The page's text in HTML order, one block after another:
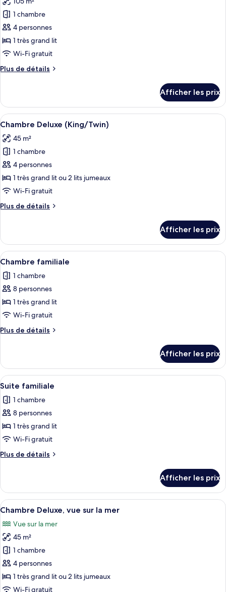
les
photos
pour
ce
type
chambre :
chambre
1 chambre
4 personnes
1 très grand lit
Wi-Fi gratuit
Plus de détails
Plus
Appartement,
chambre
Afficher les prix
Afficher
toutes
les
photos
pour
ce
type
chambre :
(King/Twin)
Une chambre d’hôtel spacieuse,
7
Chambre Deluxe (King/Twin)
45 m²
1 chambre
4 personnes
1 très grand lit ou 2 lits jumeaux
Wi-Fi gratuit
Plus de détails
Plus
Chambre
Deluxe
(King/Twin)
Afficher les prix
Afficher
toutes
les
photos
pour
ce
type
de
Chambre
familiale
Une chambre d’hôtel spacieuse,
7
Chambre familiale
1 chambre
8 personnes
1 très grand lit
Wi-Fi gratuit
Plus de détails
Plus
Chambre
familiale
Afficher les prix
Afficher
toutes
les
photos
pour
ce
type
de
Suite
familiale
Couette en duvet, minibar, coffre-
11
Suite familiale
1 chambre
8 personnes
1 très grand lit
Wi-Fi gratuit
Plus de détails
Plus
Suite
familiale
Afficher les prix
Afficher
toutes
les
photos
pour
ce
type
de
Une chambre d’hôtel spacieuse,
5
Chambre Deluxe, vue sur la mer
Vue sur la mer
45 m²
1 chambre
4 personnes
1 très grand lit ou 2 lits jumeaux
Wi-Fi gratuit